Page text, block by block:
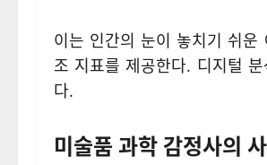
이는 인간의 눈이 놓치기 쉬
조 지표를 제공한다. 디지털
다.
미술품 과학 감정사의